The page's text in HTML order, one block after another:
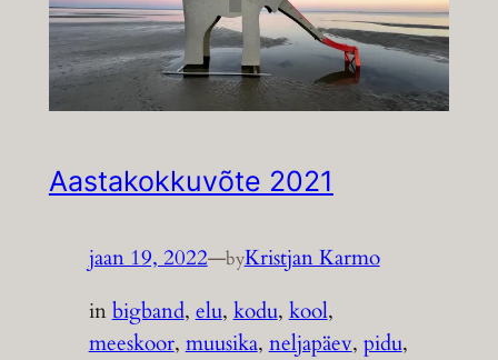
Aastakokkuvõte 2021
jaan 19, 2022—byKristjan Karmo
inbigband, elu, kodu, kool
meeskoor, muusika, neljapäev, pidu